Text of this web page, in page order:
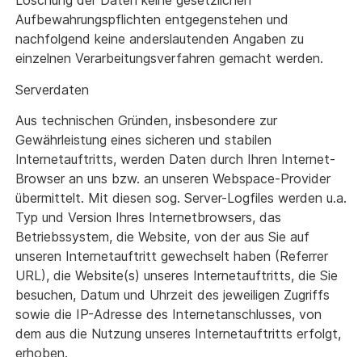
Aufbewahrungspflichten entgegenstehen und
nachfolgend keine anderslautenden Angaben zu
einzelnen Verarbeitungsverfahren gemacht werden.
Serverdaten
Aus technischen Gründen, insbesondere zur
Gewährleistung eines sicheren und stabilen
Internetauftritts, werden Daten durch Ihren Internet-
Browser an uns bzw. an unseren Webspace-Provider
übermittelt. Mit diesen sog. Server-Logfiles werden u.a.
Typ und Version Ihres Internetbrowsers, das
Betriebssystem, die Website, von der aus Sie auf
unseren Internetauftritt gewechselt haben (Referrer
URL), die Website(s) unseres Internetauftritts, die Sie
besuchen, Datum und Uhrzeit des jeweiligen Zugriffs
sowie die IP-Adresse des Internetanschlusses, von
dem aus die Nutzung unseres Internetauftritts erfolgt,
erhoben.